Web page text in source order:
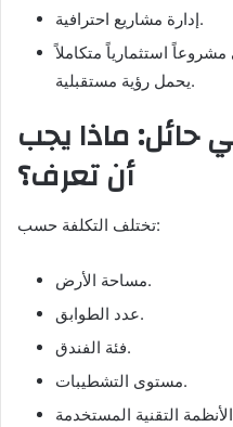
إدارة مشاريع احترافية.
استثمارياً متكاملاً
يحمل رؤية مستقبلية.
حائل: ماذا يجب
أن تعرف؟
تختلف التكلفة حسب:
مساحة الأرض.
عدد الطوابق.
فئة الفندق.
مستوى التشطيبات.